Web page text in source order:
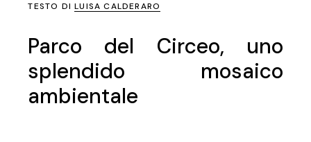
TESTO DILUISA CALDERARO
Parco del Circeo, uno
splendido mosaico
ambientale